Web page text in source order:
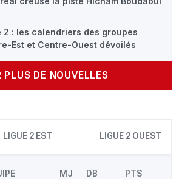
2 : les calendriers des groupes
Est et Centre-Ouest dévoilés
PLUS DE NOUVELLES
LIGUE 2 EST LIGUE 2 OUEST
MJ DB PTS